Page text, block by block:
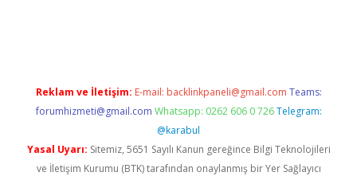
Reklam ve İletişim: E-mail: backlinkpaneli@gmail.com Teams:
forumhizmeti@gmail.com Whatsapp: 0262 606 0 726 Telegram:
@karabul
Yasal Uyarı: Sitemiz, 5651 Sayılı Kanun gereğince Bilgi Teknolojileri
ve İletişim Kurumu (BTK) tarafından onaylanmış bir Yer Sağlayıcı